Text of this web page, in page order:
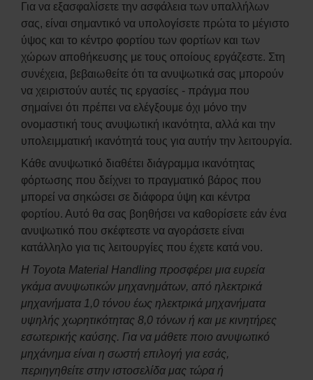
Για να εξασφαλίσετε την ασφάλεια των υπαλλήλων
σας, είναι σημαντικό να υπολογίσετε πρώτα το μέγιστο
ύψος και το κέντρο φορτίου των φορτίων και των
χώρων αποθήκευσης με τους οποίους εργάζεστε. Στη
συνέχεια, βεβαιωθείτε ότι τα ανυψωτικά σας μπορούν
να χειριστούν αυτές τις εργασίες - πράγμα που
σημαίνει ότι πρέπει να ελέγξουμε όχι μόνο την
ονομαστική τους ανυψωτική ικανότητα, αλλά και την
υπολειμματική ικανότητά τους για αυτήν την λειτουργία.
Κάθε ανυψωτικό διαθέτει διάγραμμα ικανότητας
φόρτωσης που δείχνει το πραγματικό βάρος που
μπορεί να σηκώσει σε διάφορα ύψη και κέντρα
φορτίου. Αυτό θα σας βοηθήσει να καθορίσετε εάν ένα
ανυψωτικό που σκέφτεστε να αγοράσετε είναι
κατάλληλο για τις λειτουργίες που έχετε κατά νου.
Η Toyota Material Handling προσφέρει μια ευρεία
γκάμα ανυψωτικών μηχανημάτων, από ηλεκτρικά
μηχανήματα 1,0 τόνου έως ηλεκτρικά μηχανήματα
υψηλής χωρητικότητας 8,0 τόνων ή και με κινητήρες
εσωτερικής καύσης. Για να μάθετε ποιο ανυψωτικό
μηχάνημα είναι η σωστή επιλογή για εσάς,
περιηγηθείτε στην ιστοσελίδα μας τώρα ή